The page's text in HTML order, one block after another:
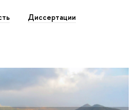
Диссертации